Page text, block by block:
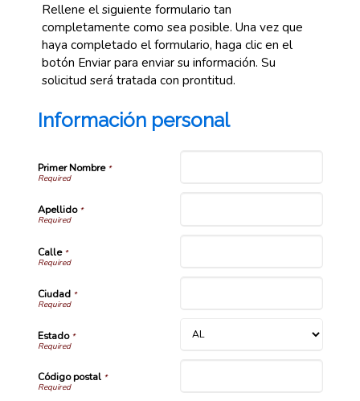
Rellene el siguiente formulario tan
completamente como sea posible. Una vez que
haya completado el formulario, haga clic en el
botón Enviar para enviar su información. Su
solicitud será tratada con prontitud.
Información personal
Primer Nombre *
Apellido*
Calle*
Ciudad*
Estado*
Código postal*